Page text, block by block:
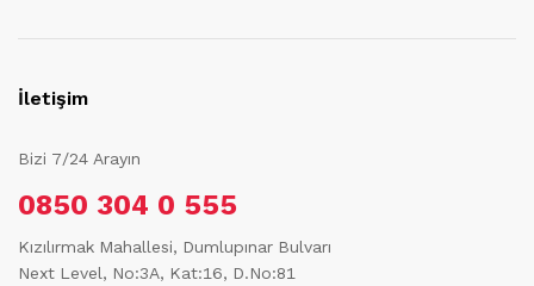
İletişim
Bizi 7/24 Arayın
0850 304 0 555
Kızılırmak Mahallesi, Dumlupınar Bulvarı
Next Level, No:3A, Kat:16, D.No:81